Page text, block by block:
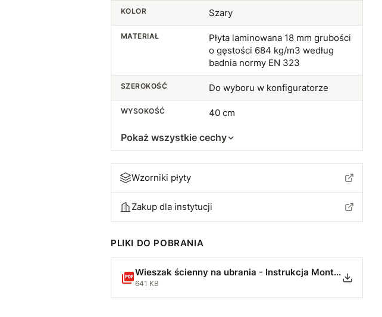
+210 zł
115 cm (8+7)
125 cm (8+7) +256 zł
130 cm (9+8)
135 cm (9+8)
140 cm (9+8)
KOLOR Szary
MATERIAŁ
Płyta laminowana 18 mm grubości
o gęstości 684 kg/m3 według
badnia normy EN 323
SZEROKOŚĆ Do wyboru w konfiguratorze
WYSOKOŚĆ 40 cm
Pokaż wszystkie cechy
Wzorniki płyty
Zakup dla instytucji
PLIKI DO POBRANIA
Wieszak ścienny na ubrania - Instrukcja Montażu.pdf
641 KB